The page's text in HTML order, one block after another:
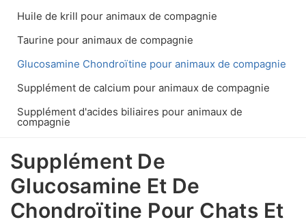
Huile de krill pour animaux de compagnie
Taurine pour animaux de compagnie
Glucosamine Chondroïtine pour animaux de compagnie
Supplément de calcium pour animaux de compagnie
Supplément d'acides biliaires pour animaux de
compagnie
Supplément De
Glucosamine Et De
Chondroïtine Pour Chats Et